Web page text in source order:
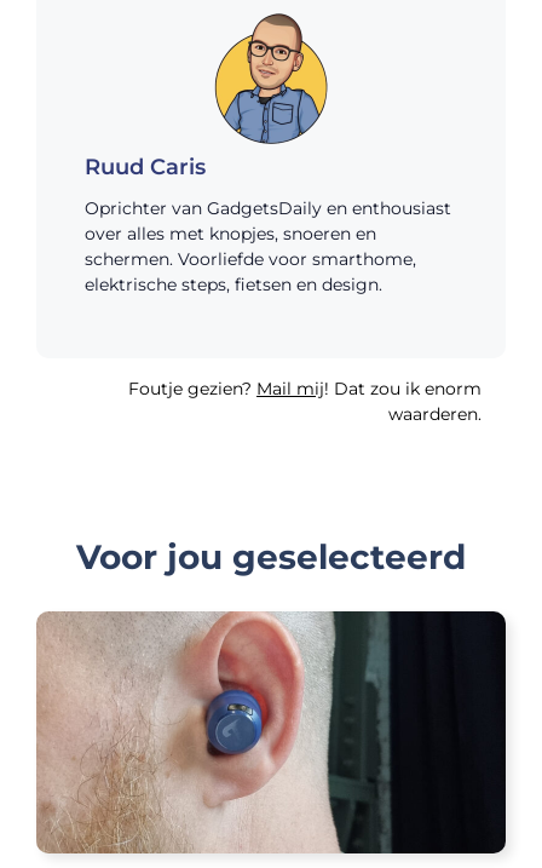
Ruud Caris
Oprichter van GadgetsDaily en enthousiast
over alles met knopjes, snoeren en
schermen. Voorliefde voor smarthome,
elektrische steps, fietsen en design.
Foutje gezien? Mail mij! Dat zou ik enorm
waarderen.
Voor jou geselecteerd